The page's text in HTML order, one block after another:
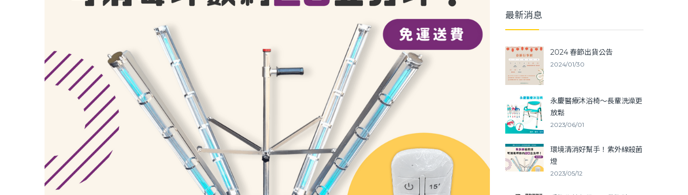
最新消息
2024 春節出貨公告
2024/01/30
永慶醫療沐浴椅～長輩洗澡更
放鬆
2023/06/01
環境清消好幫手！紫外線殺菌
燈
2023/05/12